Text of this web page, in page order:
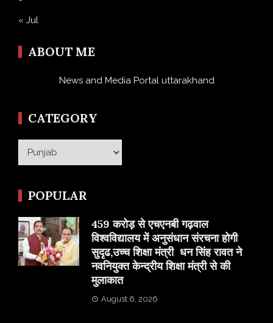
« Jul
ABOUT ME
News and Media Portal uttarakhand
CATEGORY
Category
POPULAR
459 करोड़ से एचएनबी गढ़वाल
विश्वविद्यालय में अनुसंधान संरचना होगी
सुदृढ,उच्च शिक्षा मंत्री धन सिंह रावत ने
नवनियुक्त केन्द्रीय शिक्षा मंत्री से की
मुलाकात
August 6, 2026